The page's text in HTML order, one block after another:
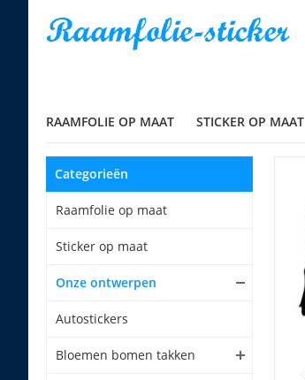
RAAMFOLIE OP MAAT STICKER OP MAAT
Categorieën
Raamfolie op maat
Sticker op maat
Onze ontwerpen
Autostickers
Bloemen bomen takken